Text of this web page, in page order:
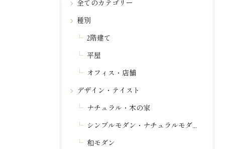
全てのカテゴリー
種別
2階建て
平屋
オフィス・店舗
デザイン・テイスト
ナチュラル・木の家
シンプルモダン・ナチュラルモダン
和モダン